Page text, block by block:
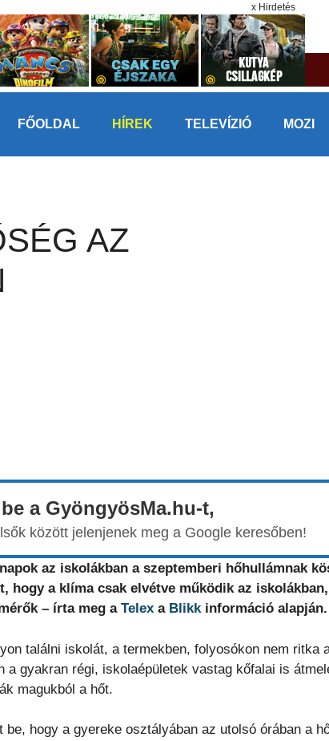
x Hirdetés
FŐOLDAL HÍREK TELEVÍZIÓ MOZI
AZ
a GyöngyösMa.hu-t,
között jelenjenek meg a Google keresőben!
az iskolákban a szeptemberi hőhullámnak
hogy a klíma csak elvétve működik az
– írta meg a Telex a Blikk információ alapján.
találni iskolát, a termekben, folyosókon nem ritka
a gyakran régi, iskolaépületek vastag kőfalai is
magukból a hőt.
hogy a gyereke osztályában az utolsó órában a